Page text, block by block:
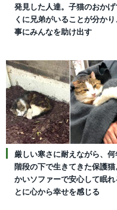
発見した人達。子猫のおかげ
くに兄弟がいることが分か
事にみんなを助け出す
厳しい寒さに耐えながら、何
階段の下で生きてきた保護猫
かいソファーで安心して眠れ
とに心から幸せを感じる